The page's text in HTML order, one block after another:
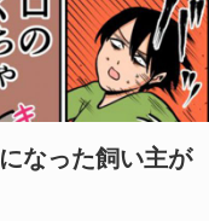
なった飼い主が